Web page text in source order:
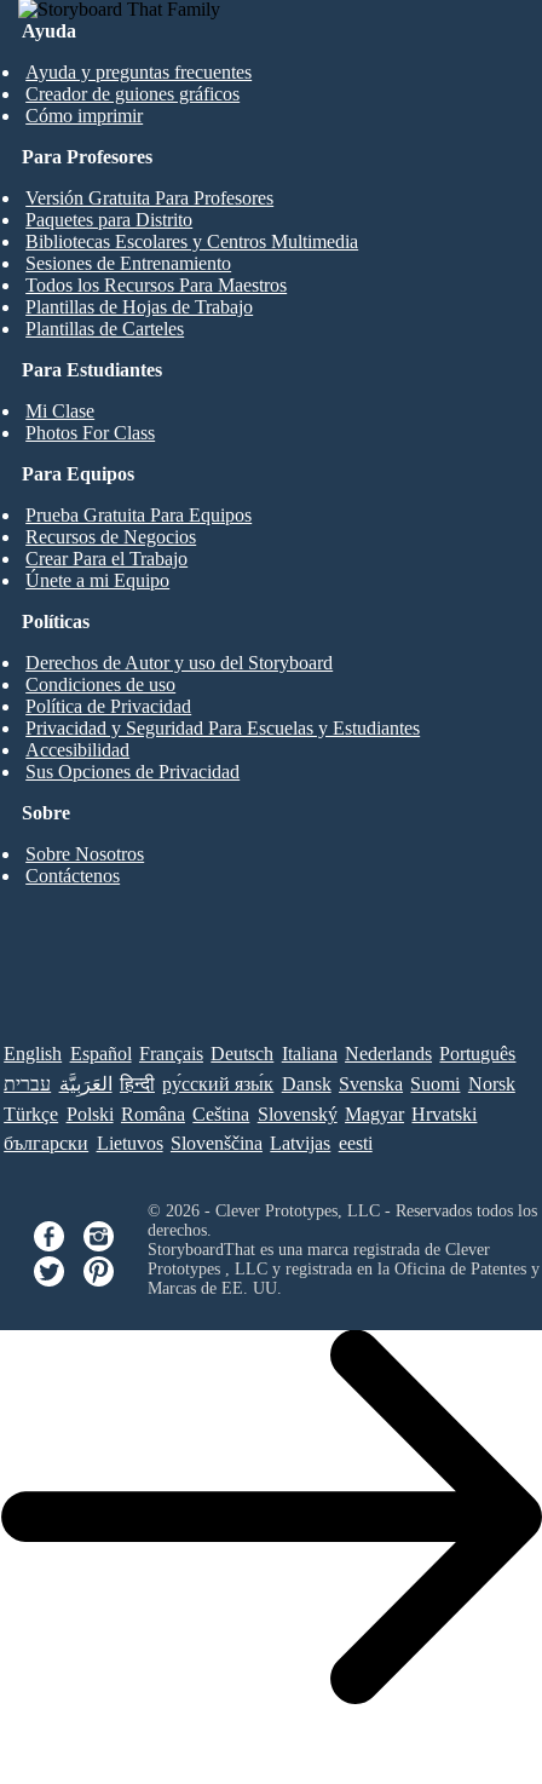
Ayuda
Ayuda y preguntas frecuentes
Creador de guiones gráficos
Cómo imprimir
Para Estudiantes
Mi Clase
Photos For Class
Para Profesores
Versión Gratuita Para Profesores
Paquetes para Distrito
Bibliotecas Escolares y Centros Multimedia
Sesiones de Entrenamiento
Todos los Recursos Para Maestros
Plantillas de Hojas de Trabajo
Plantillas de Carteles
Para Equipos
Prueba Gratuita Para Equipos
Recursos de Negocios
Crear Para el Trabajo
Únete a mi Equipo
Sobre
Sobre Nosotros
Contáctenos
Políticas
Derechos de Autor y uso del Storyboard
Condiciones de uso
Política de Privacidad
Privacidad y Seguridad Para Escuelas y Estudiantes
Accesibilidad
Sus Opciones de Privacidad
English Español Français Deutsch Italiana Nederlands Português
עברית العَرَبِيَّة हिन्दी ру́сский язы́к Dansk Svenska Suomi Norsk
Türkçe Polski Româna Ceština Slovenský Magyar Hrvatski
български Lietuvos Slovenščina Latvijas eesti
© 2026 - Clever Prototypes, LLC - Reservados todos los
derechos.
StoryboardThat es una marca registrada de Clever
Prototypes , LLCy registrada en la Oficina de Patentes y
Marcas de EE. UU.